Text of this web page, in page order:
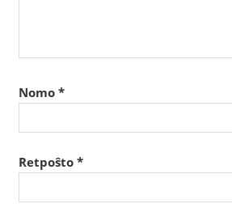
Nomo *
Retpoŝto *